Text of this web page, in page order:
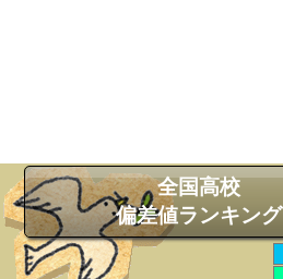
全国高校
偏差値ランキング